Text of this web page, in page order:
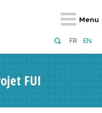
FR EN
Menu
Retour
Retour
régionaux
FUI